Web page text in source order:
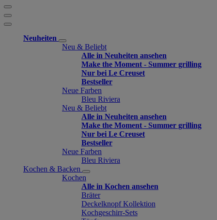
Neuheiten
Neu & Beliebt
Alle in Neuheiten ansehen
Make the Moment - Summer grilling
Nur bei Le Creuset
Bestseller
Neue Farben
Bleu Riviera
Neu & Beliebt
Alle in Neuheiten ansehen
Make the Moment - Summer grilling
Nur bei Le Creuset
Bestseller
Neue Farben
Bleu Riviera
Kochen & Backen
Kochen
Alle in Kochen ansehen
Bräter
Deckelknopf Kollektion
Kochgeschirr-Sets